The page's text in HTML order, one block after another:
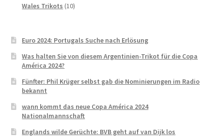
Produkte
Wales Trikots 1010
Euro 2024: Portugals Suche nach Erlösung
Was halten Sie von diesem Argentinien-Trikot für die Copa
América 2024?
Fünfter: Phil Krüger selbst gab die Nominierungen im Radio
bekannt
wann kommt das neue Copa América 2024
Nationalmannschaft
Englands wilde Gerüchte: BVB geht auf van Dijk los